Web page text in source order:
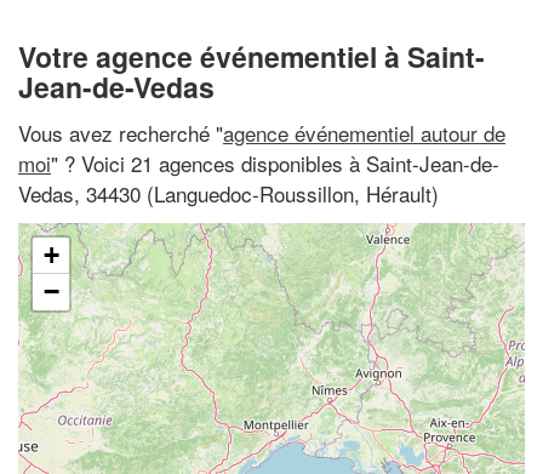
Votre agence événementiel à Saint-
Jean-de-Vedas
Vous avez recherché "agence événementiel autour de
moi" ? Voici 21 agences disponibles à Saint-Jean-de-
Vedas, 34430 (Languedoc-Roussillon, Hérault)
+
−